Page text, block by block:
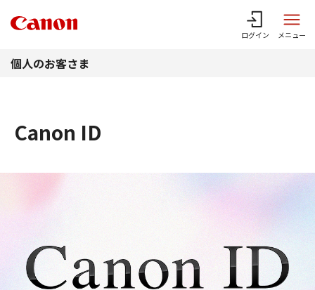
ログイン メニュー
個人のお客さま
Canon ID